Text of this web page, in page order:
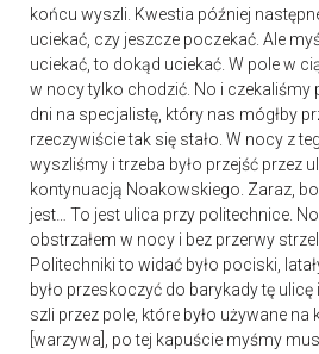
końcu wyszli. Kwestia później
uciekać, czy jeszcze poczekać. Ale
uciekać, to dokąd uciekać. W pole w
w nocy tylko chodzić. No i czekaliśmy
dni na specjalistę, który nas mógłby
rzeczywiście tak się stało. W nocy z
wyszliśmy i trzeba było przejść przez
kontynuacją Noakowskiego. Zaraz,
jest… To jest ulica przy politechnice.
obstrzałem w nocy i bez przerwy
Politechniki to widać było pociski,
było przeskoczyć do barykady tę
szli przez pole, które było używane na
[warzywa], po tej kapuście myśmy